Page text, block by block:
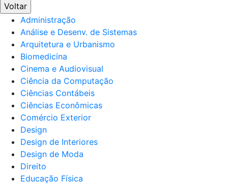
Voltar
Administração
Análise e Desenv. de Sistemas
Arquitetura e Urbanismo
Biomedicina
Cinema e Audiovisual
Ciência da Computação
Ciências Contábeis
Ciências Econômicas
Comércio Exterior
Design
Design de Interiores
Design de Moda
Direito
Educação Física